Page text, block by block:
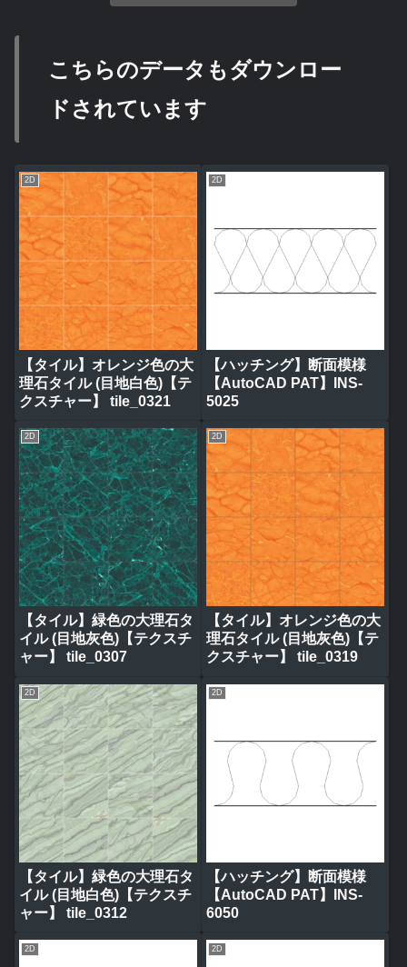
こちらのデータもダウンロー
ドされています
2D
【タイル】オレンジ色の大
理石タイル (目地白色)【テ
クスチャー】 tile_0321
2D
【ハッチング】断面模様
【AutoCAD PAT】INS-
5025
2D
【タイル】緑色の大理石タ
イル (目地灰色)【テクスチ
ャー】 tile_0307
2D
【タイル】オレンジ色の大
理石タイル (目地灰色)【テ
クスチャー】 tile_0319
2D
【タイル】緑色の大理石タ
イル (目地白色)【テクスチ
ャー】 tile_0312
2D
【ハッチング】断面模様
【AutoCAD PAT】INS-
6050
2D 2D